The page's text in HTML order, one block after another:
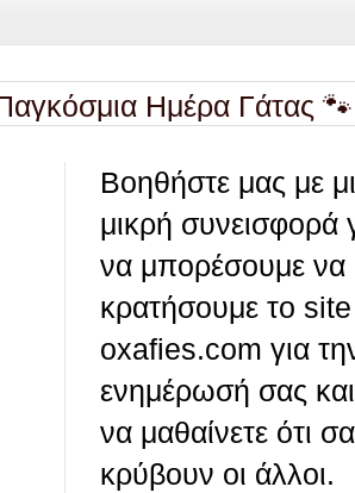
Ημέρα Γάτας 🐾 ✿
Βοηθήστε μας με
μικρή συνεισφορά
να μπορέσουμε να
κρατήσουμε το site
oxafies.com για
ενημέρωσή σας
να μαθαίνετε ότι
κρύβουν οι άλλοι.